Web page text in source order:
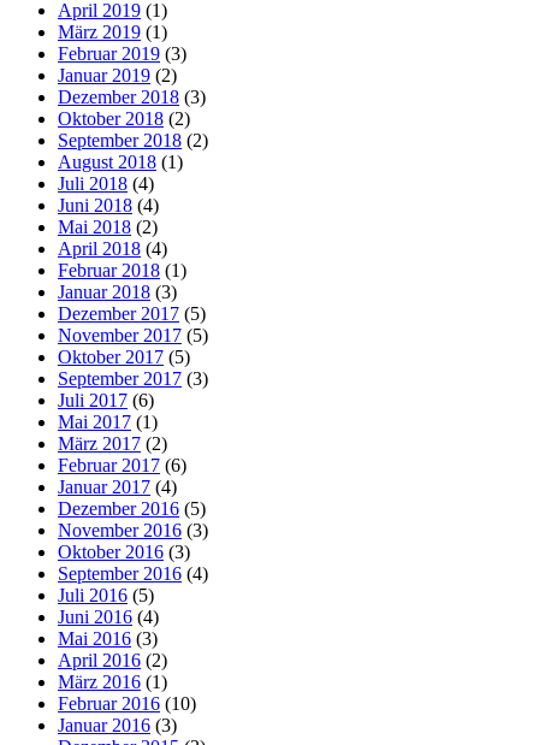
April 2019 (1)
März 2019 (1)
Februar 2019 (3)
Januar 2019 (2)
Dezember 2018 (3)
Oktober 2018 (2)
September 2018 (2)
August 2018 (1)
Juli 2018 (4)
Juni 2018 (4)
Mai 2018 (2)
April 2018 (4)
Februar 2018 (1)
Januar 2018 (3)
Dezember 2017 (5)
November 2017 (5)
Oktober 2017 (5)
September 2017 (3)
Juli 2017 (6)
Mai 2017 (1)
März 2017 (2)
Februar 2017 (6)
Januar 2017 (4)
Dezember 2016 (5)
November 2016 (3)
Oktober 2016 (3)
September 2016 (4)
Juli 2016 (5)
Juni 2016 (4)
Mai 2016 (3)
April 2016 (2)
März 2016 (1)
Februar 2016 (10)
Januar 2016 (3)